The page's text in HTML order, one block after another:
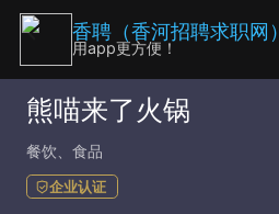
熊喵来了火锅
餐饮、食品
企业认证
香聘（香河招聘求职网）
用app更方便！